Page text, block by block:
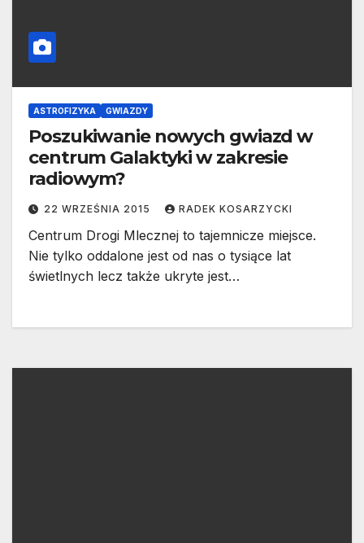
ASTROFIZYKA GWIAZDY
Poszukiwanie nowych gwiazd w
centrum Galaktyki w zakresie
radiowym?
22 WRZEŚNIA 2015 RADEK KOSARZYCKI
Centrum Drogi Mlecznej to tajemnicze miejsce.
Nie tylko oddalone jest od nas o tysiące lat
świetlnych lecz także ukryte jest…